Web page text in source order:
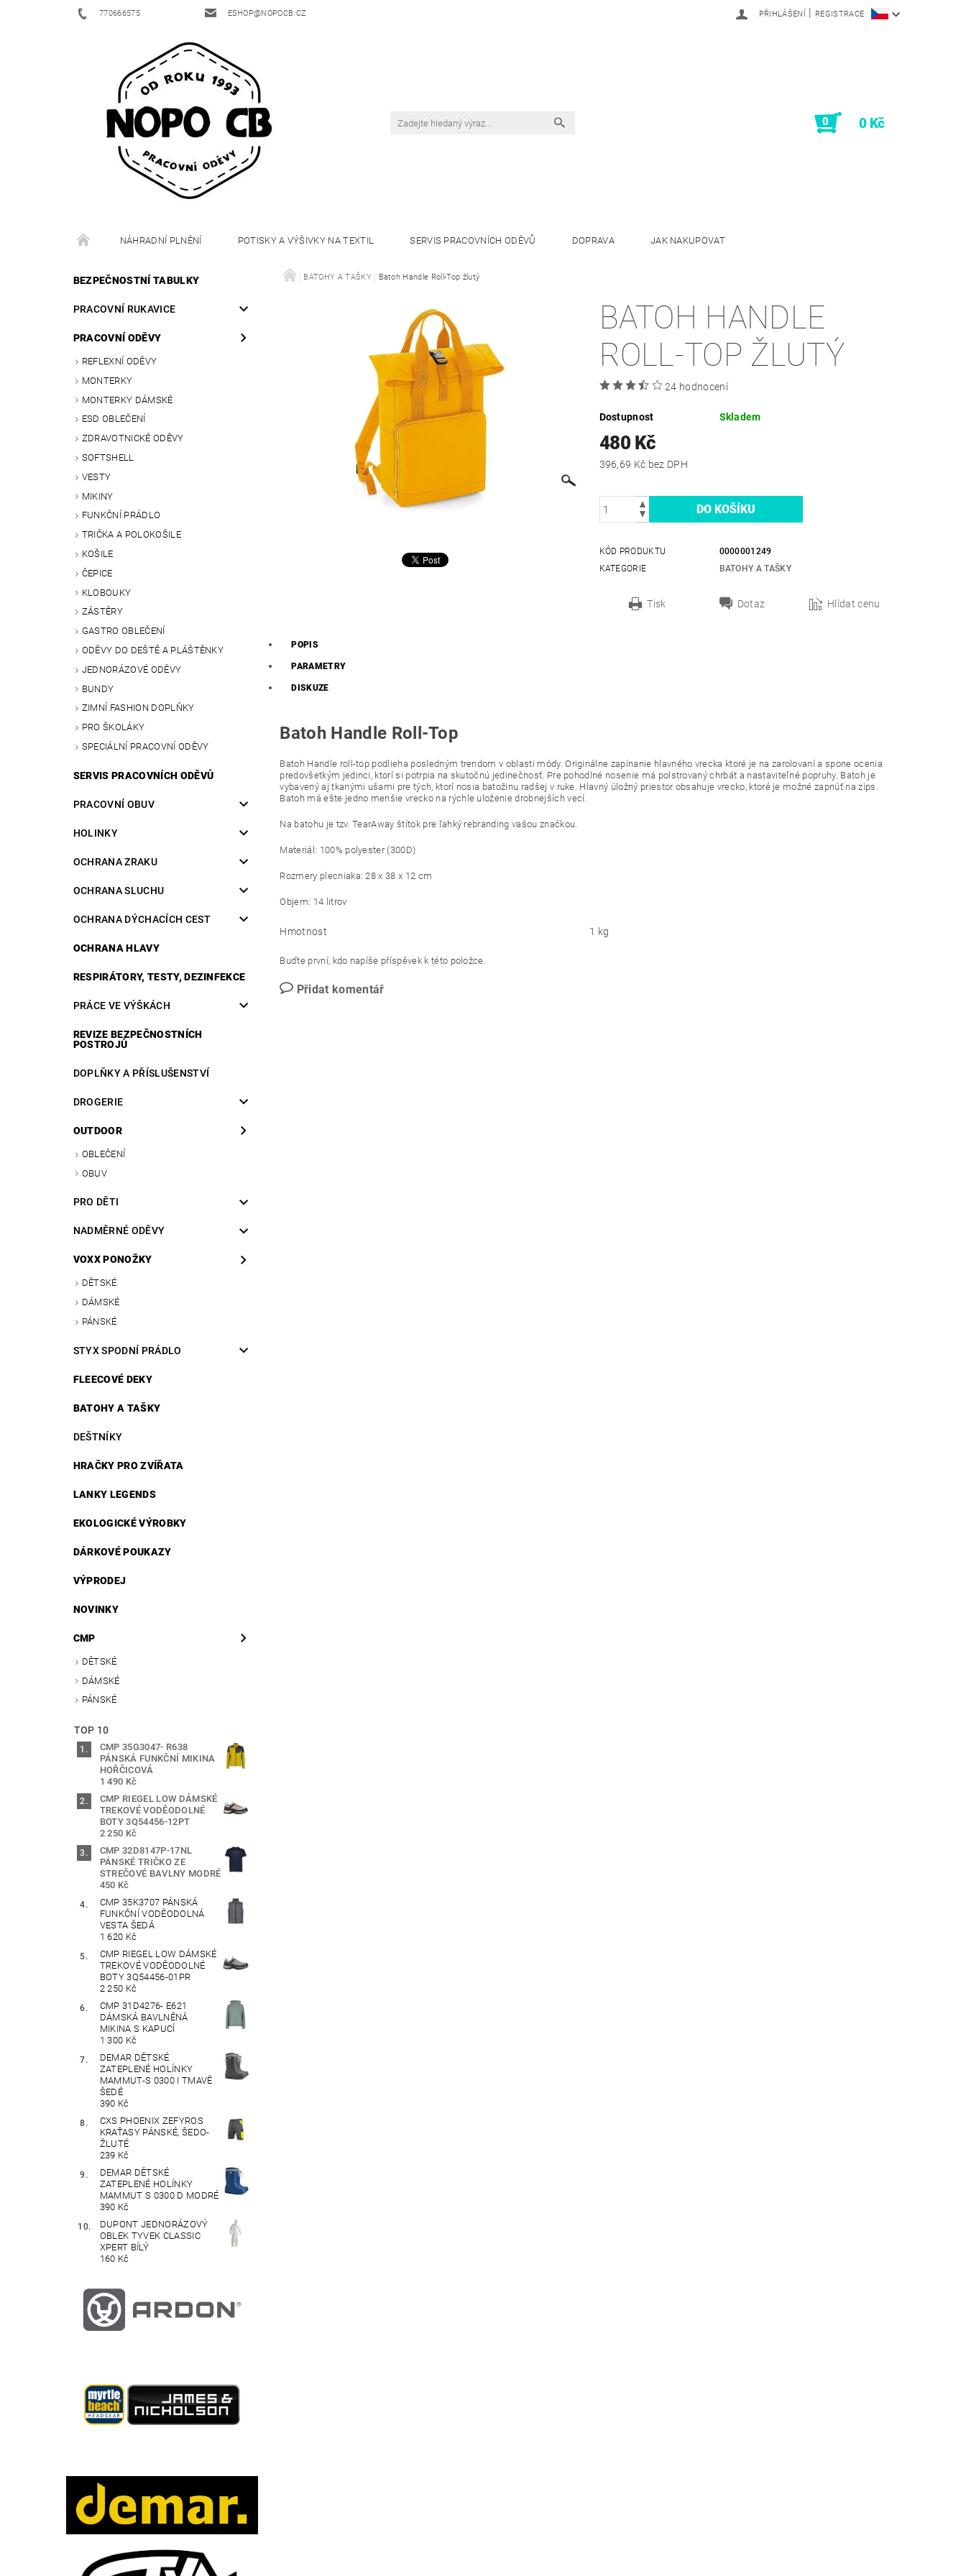
770666575 ESHOP@NOPOCB.CZ PŘIHLÁŠENÍ | REGISTRACE
0 0 Kč
NÁHRADNÍ PLNĚNÍ POTISKY A VÝŠIVKY NA TEXTIL SERVIS PRACOVNÍCH ODĚVŮ DOPRAVA JAK NAKUPOVAT
BEZPEČNOSTNÍ TABULKY
PRACOVNÍ RUKAVICE
PRACOVNÍ ODĚVY
REFLEXNÍ ODĚVY
MONTERKY
MONTERKY DÁMSKÉ
ESD OBLEČENÍ
ZDRAVOTNICKÉ ODĚVY
SOFTSHELL
VESTY
MIKINY
FUNKČNÍ PRÁDLO
TRIČKA A POLOKOŠILE
KOŠILE
ČEPICE
KLOBOUKY
ZÁSTĚRY
GASTRO OBLEČENÍ
ODĚVY DO DEŠTĚ A PLÁŠTĚNKY
JEDNORÁZOVÉ ODĚVY
BUNDY
ZIMNÍ FASHION DOPLŇKY
PRO ŠKOLÁKY
SPECIÁLNÍ PRACOVNÍ ODĚVY
SERVIS PRACOVNÍCH ODĚVŮ
PRACOVNÍ OBUV
HOLINKY
OCHRANA ZRAKU
OCHRANA SLUCHU
OCHRANA DÝCHACÍCH CEST
OCHRANA HLAVY
RESPIRÁTORY, TESTY, DEZINFEKCE
PRÁCE VE VÝŠKÁCH
REVIZE BEZPEČNOSTNÍCH
POSTROJŮ
DOPLŇKY A PŘÍSLUŠENSTVÍ
DROGERIE
OUTDOOR
OBLEČENÍ
OBUV
PRO DĚTI
NADMĚRNÉ ODĚVY
VOXX PONOŽKY
DĚTSKÉ
DÁMSKÉ
PÁNSKÉ
STYX SPODNÍ PRÁDLO
FLEECOVÉ DEKY
BATOHY A TAŠKY
DEŠTNÍKY
HRAČKY PRO ZVÍŘATA
LANKY LEGENDS
EKOLOGICKÉ VÝROBKY
DÁRKOVÉ POUKAZY
VÝPRODEJ
NOVINKY
CMP
DĚTSKÉ
DÁMSKÉ
PÁNSKÉ
TOP 10
CMP 35G3047- R638
PÁNSKÁ FUNKČNÍ MIKINA
HOŘČICOVÁ
1 490 Kč
CMP RIEGEL LOW DÁMSKÉ
TREKOVÉ VODĚODOLNÉ
BOTY 3Q54456-12PT
2 250 Kč
CMP 32D8147P-17NL
PÁNSKÉ TRIČKO ZE
STREČOVÉ BAVLNY MODRÉ
450 Kč
CMP 35K3707 PÁNSKÁ
FUNKČNÍ VODĚODOLNÁ
VESTA ŠEDÁ
1 620 Kč
CMP RIEGEL LOW DÁMSKÉ
TREKOVÉ VODĚODOLNÉ
BOTY 3Q54456-01PR
2 250 Kč
CMP 31D4276- E621
DÁMSKÁ BAVLNĚNÁ
MIKINA S KAPUCÍ
1 300 Kč
DEMAR DĚTSKÉ
ZATEPLENÉ HOLÍNKY
MAMMUT-S 0300 I TMAVĚ
ŠEDÉ
390 Kč
CXS PHOENIX ZEFYROS
KRAŤASY PÁNSKÉ, ŠEDO-
ŽLUTÉ
239 Kč
DEMAR DĚTSKÉ
ZATEPLENÉ HOLÍNKY
MAMMUT S 0300 D MODRÉ
390 Kč
DUPONT JEDNORÁZOVÝ
OBLEK TYVEK CLASSIC
XPERT BÍLÝ
160 Kč
BATOHY A TAŠKY Batoh Handle Roll-Top žlutý
BATOH HANDLE
ROLL-TOP ŽLUTÝ
24 hodnocení
Dostupnost Skladem
480 Kč
396,69 Kč bez DPH
KÓD PRODUKTU
0000001249
KATEGORIE
BATOHY A TAŠKY
Tisk Dotaz Hlídat cenu
POPIS
PARAMETRY
DISKUZE
Batoh Handle Roll-Top
Batoh Handle roll-top podlieha posledným trendom v oblasti módy. Originálne zapínanie hlavného vrecka ktoré je na zarolovaní a spone ocenia
predovšetkým jedinci, ktorí si potrpia na skutočnú jedinečnosť. Pre pohodlné nosenie má polstrovaný chrbát a nastaviteľné popruhy. Batoh je
vybavený aj tkanými ušami pre tých, ktorí nosia batožinu radšej v ruke. Hlavný úložný priestor obsahuje vrecko, ktoré je možné zapnúť na zips.
Batoh má ešte jedno menšie vrecko na rýchle uloženie drobnejších vecí.
Na batohu je tzv. TearAway štítok pre ľahký rebranding vašou značkou.
Materiál: 100% polyester (300D)
Rozmery plecniaka: 28 x 38 x 12 cm
Objem: 14 litrov
Hmotnost 1 kg
Buďte první, kdo napíše příspěvek k této položce.
Přidat komentář